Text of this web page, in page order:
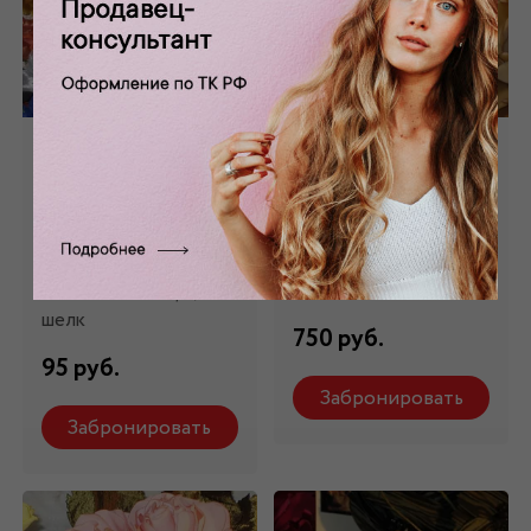
IF_4
Состав: 100% п/э,
шелк
95 руб.
Забронировать
Цветок
искусственный
розовый IF_5
Состав: 100% п/э,
шелк
750 руб.
Забронировать